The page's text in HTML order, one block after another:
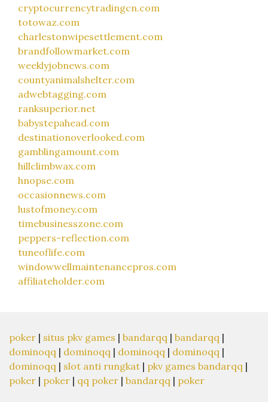
cryptocurrencytradingcn.com
totowaz.com
charlestonwipesettlement.com
brandfollowmarket.com
weeklyjobnews.com
countyanimalshelter.com
adwebtagging.com
ranksuperior.net
babystepahead.com
destinationoverlooked.com
gamblingamount.com
hillclimbwax.com
hnopse.com
occasionnews.com
lustofmoney.com
timebusinesszone.com
peppers-reflection.com
tuneoflife.com
windowwellmaintenancepros.com
affiliateholder.com
poker | situs pkv games | bandarqq | bandarqq |
dominoqq | dominoqq | dominoqq | dominoqq |
dominoqq | slot anti rungkat | pkv games bandarqq |
poker | poker | qq poker | bandarqq | poker